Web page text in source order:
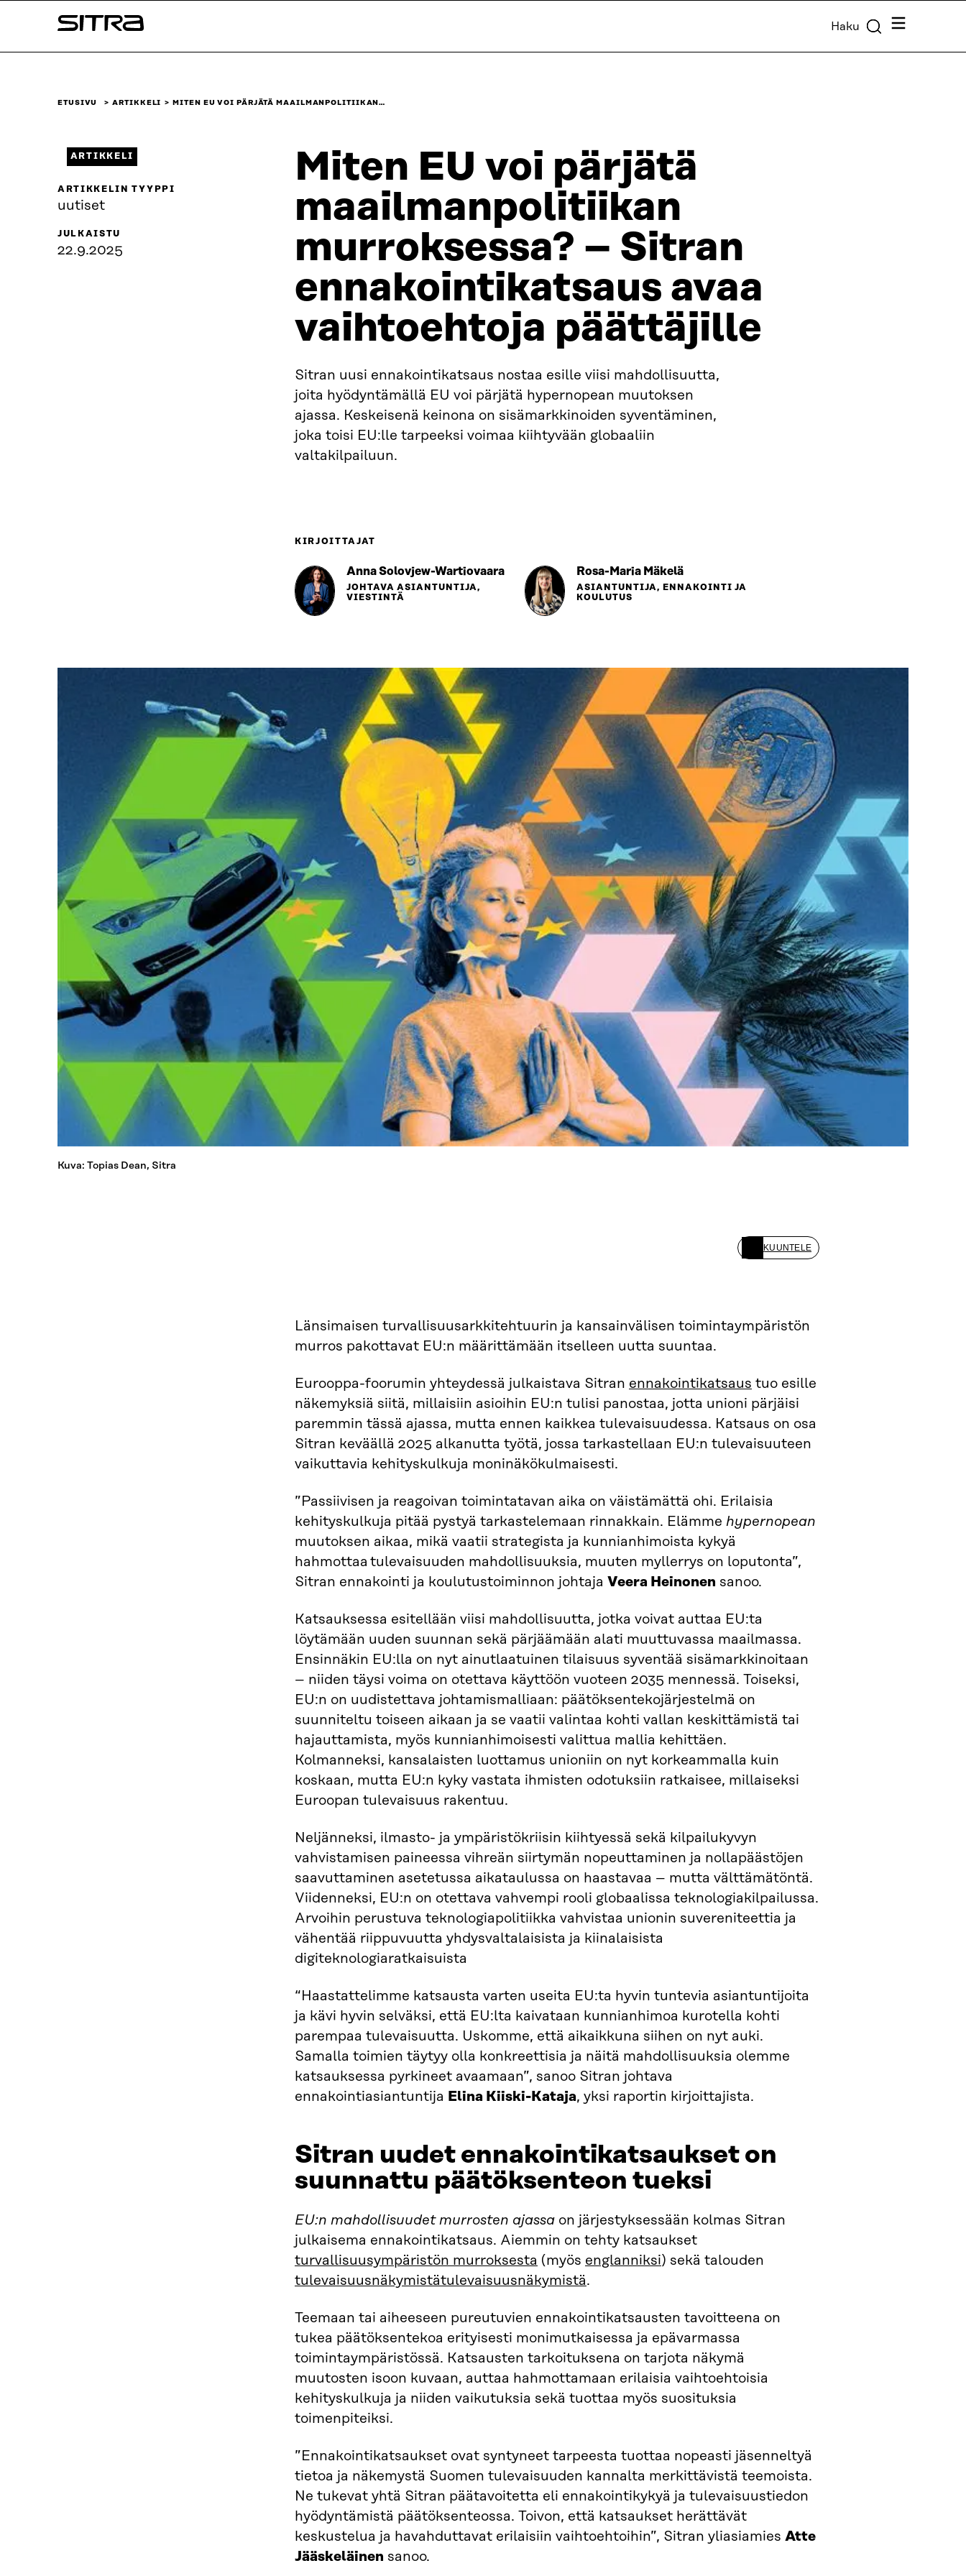
sisältöön
Sitra Haku Valikko
ETUSIVU ARTIKKELI MITEN EU VOI PÄRJÄTÄ MAAILMANPOLITIIKAN…
Miten EU voi pärjätä
maailmanpolitiikan
murroksessa? – Sitran
ennakointikatsaus avaa
vaihtoehtoja päättäjille
Sitran uusi ennakointikatsaus nostaa esille viisi mahdollisuutta,
joita hyödyntämällä EU voi pärjätä hypernopean muutoksen
ajassa. Keskeisenä keinona on sisämarkkinoiden syventäminen,
joka toisi EU:lle tarpeeksi voimaa kiihtyvään globaaliin
valtakilpailuun.
ARTIKKELI
ARTIKKELIN TYYPPI
uutiset
JULKAISTU
22.9.2025
KIRJOITTAJAT
Anna Solovjew-Wartiovaara
JOHTAVA ASIANTUNTIJA,
VIESTINTÄ
Rosa-Maria Mäkelä
ASIANTUNTIJA, ENNAKOINTI JA
KOULUTUS
Kuva: Topias Dean, Sitra
KUUNTELE
Länsimaisen turvallisuusarkkitehtuurin ja kansainvälisen toimintaympäristön
murros pakottavat EU:n määrittämään itselleen uutta suuntaa.
Eurooppa-foorumin yhteydessä julkaistava Sitran ennakointikatsaus tuo esille
näkemyksiä siitä, millaisiin asioihin EU:n tulisi panostaa, jotta unioni pärjäisi
paremmin tässä ajassa, mutta ennen kaikkea tulevaisuudessa. Katsaus on osa
Sitran keväällä 2025 alkanutta työtä, jossa tarkastellaan EU:n tulevaisuuteen
vaikuttavia kehityskulkuja moninäkökulmaisesti.
”Passiivisen ja reagoivan toimintatavan aika on väistämättä ohi. Erilaisia
kehityskulkuja pitää pystyä tarkastelemaan rinnakkain. Elämme hypernopean
muutoksen aikaa, mikä vaatii strategista ja kunnianhimoista kykyä
hahmottaa tulevaisuuden mahdollisuuksia, muuten myllerrys on loputonta”,
Sitran ennakointi ja koulutustoiminnon johtaja Veera Heinonen sanoo.
Katsauksessa esitellään viisi mahdollisuutta, jotka voivat auttaa EU:ta
löytämään uuden suunnan sekä pärjäämään alati muuttuvassa maailmassa.
Ensinnäkin EU:lla on nyt ainutlaatuinen tilaisuus syventää sisämarkkinoitaan
– niiden täysi voima on otettava käyttöön vuoteen 2035 mennessä. Toiseksi,
EU:n on uudistettava johtamismalliaan: päätöksentekojärjestelmä on
suunniteltu toiseen aikaan ja se vaatii valintaa kohti vallan keskittämistä tai
hajauttamista, myös kunnianhimoisesti valittua mallia kehittäen.
Kolmanneksi, kansalaisten luottamus unioniin on nyt korkeammalla kuin
koskaan, mutta EU:n kyky vastata ihmisten odotuksiin ratkaisee, millaiseksi
Euroopan tulevaisuus rakentuu.
Neljänneksi, ilmasto- ja ympäristökriisin kiihtyessä sekä kilpailukyvyn
vahvistamisen paineessa vihreän siirtymän nopeuttaminen ja nollapäästöjen
saavuttaminen asetetussa aikataulussa on haastavaa – mutta välttämätöntä.
Viidenneksi, EU:n on otettava vahvempi rooli globaalissa teknologiakilpailussa.
Arvoihin perustuva teknologiapolitiikka vahvistaa unionin suvereniteettia ja
vähentää riippuvuutta yhdysvaltalaisista ja kiinalaisista
digiteknologiaratkaisuista
“Haastattelimme katsausta varten useita EU:ta hyvin tuntevia asiantuntijoita
ja kävi hyvin selväksi, että EU:lta kaivataan kunnianhimoa kurotella kohti
parempaa tulevaisuutta. Uskomme, että aikaikkuna siihen on nyt auki.
Samalla toimien täytyy olla konkreettisia ja näitä mahdollisuuksia olemme
katsauksessa pyrkineet avaamaan”, sanoo Sitran johtava
ennakointiasiantuntija Elina Kiiski-Kataja, yksi raportin kirjoittajista.
Sitran uudet ennakointikatsaukset on
suunnattu päätöksenteon tueksi
EU:n mahdollisuudet murrosten ajassa on järjestyksessään kolmas Sitran
julkaisema ennakointikatsaus. Aiemmin on tehty katsaukset
turvallisuusympäristön murroksesta (myös englanniksi) sekä talouden
tulevaisuusnäkymistätulevaisuusnäkymistä.
Teemaan tai aiheeseen pureutuvien ennakointikatsausten tavoitteena on
tukea päätöksentekoa erityisesti monimutkaisessa ja epävarmassa
toimintaympäristössä. Katsausten tarkoituksena on tarjota näkymä
muutosten isoon kuvaan, auttaa hahmottamaan erilaisia vaihtoehtoisia
kehityskulkuja ja niiden vaikutuksia sekä tuottaa myös suosituksia
toimenpiteiksi.
”Ennakointikatsaukset ovat syntyneet tarpeesta tuottaa nopeasti jäsenneltyä
tietoa ja näkemystä Suomen tulevaisuuden kannalta merkittävistä teemoista.
Ne tukevat yhtä Sitran päätavoitetta eli ennakointikykyä ja tulevaisuustiedon
hyödyntämistä päätöksenteossa. Toivon, että katsaukset herättävät
keskustelua ja havahduttavat erilaisiin vaihtoehtoihin”, Sitran yliasiamies Atte
Jääskeläinen sanoo.